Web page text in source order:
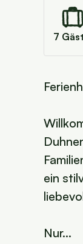
7
ein
Nur...